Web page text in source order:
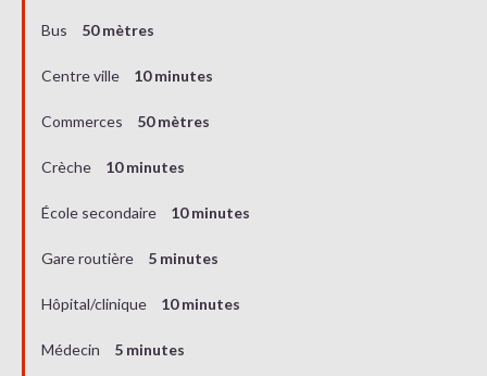
Bus 50 mètres
Centre ville 10 minutes
Commerces 50 mètres
Crèche 10 minutes
École secondaire 10 minutes
Gare routière 5 minutes
Hôpital/clinique 10 minutes
Médecin 5 minutes